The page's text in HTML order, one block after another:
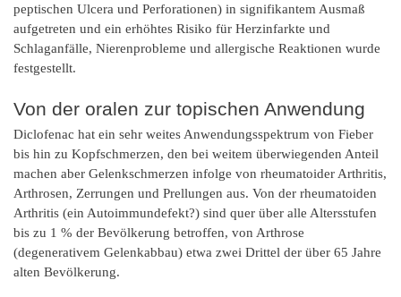
peptischen Ulcera und Perforationen) in signifikantem Ausmaß
aufgetreten und ein erhöhtes Risiko für Herzinfarkte und
Schlaganfälle, Nierenprobleme und allergische Reaktionen wurde
festgestellt.
Von der oralen zur topischen Anwendung
Diclofenac hat ein sehr weites Anwendungsspektrum von Fieber
bis hin zu Kopfschmerzen, den bei weitem überwiegenden Anteil
machen aber Gelenkschmerzen infolge von rheumatoider Arthritis,
Arthrosen, Zerrungen und Prellungen aus. Von der rheumatoiden
Arthritis (ein Autoimmundefekt?) sind quer über alle Altersstufen
bis zu 1 % der Bevölkerung betroffen, von Arthrose
(degenerativem Gelenkabbau) etwa zwei Drittel der über 65 Jahre
alten Bevölkerung.